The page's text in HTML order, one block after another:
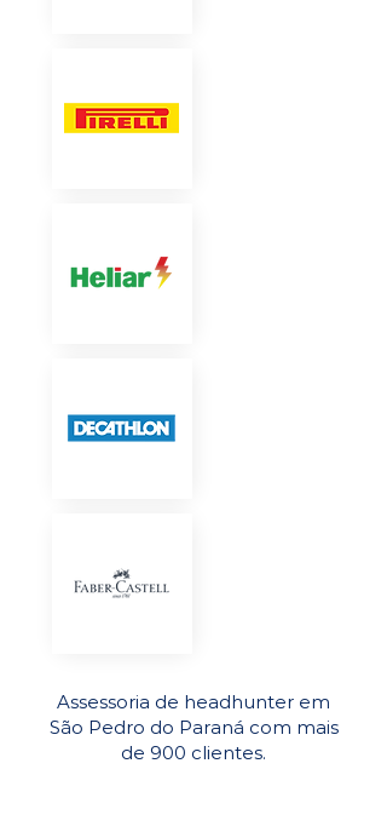
Assessoria de headhunter em
São Pedro do Paraná com mais
de 900 clientes.